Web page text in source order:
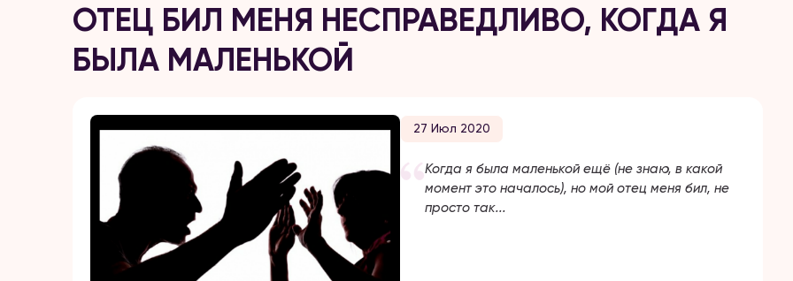
ОТЕЦ БИЛ МЕНЯ НЕСПРАВЕДЛИВО, КОГДА Я
БЫЛА МАЛЕНЬКОЙ
27 Июл 2020
Когда я была маленькой ещё (не знаю, в какой
момент это началось), но мой отец меня бил, не
просто так...